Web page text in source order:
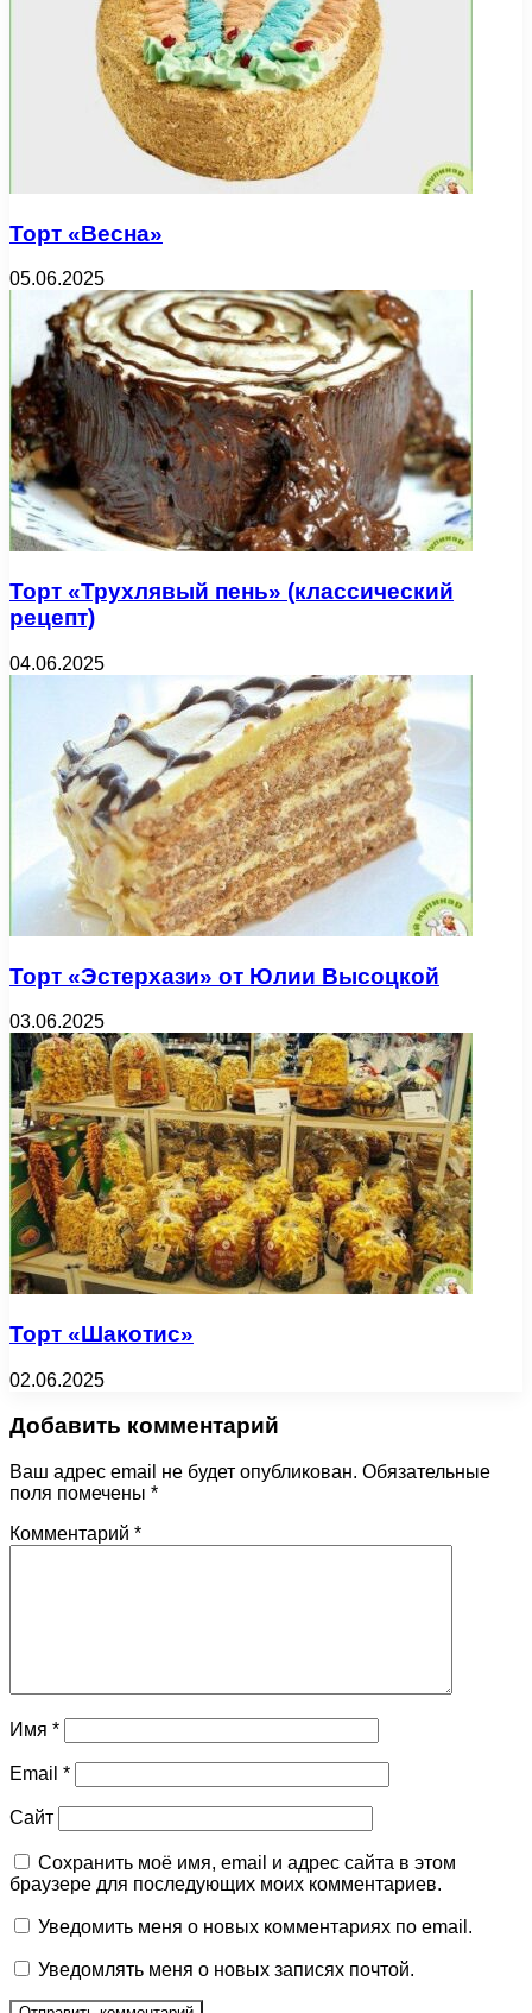
Торт «Весна»
05.06.2025
Торт «Трухлявый пень» (классический
рецепт)
04.06.2025
Торт «Эстерхази» от Юлии Высоцкой
03.06.2025
Торт «Шакотис»
02.06.2025
Добавить комментарий
Ваш адрес email не будет опубликован. Обязательные
поля помечены *
Комментарий *
Имя *
Email *
Сайт
Сохранить моё имя, email и адрес сайта в этом
браузере для последующих моих комментариев.
Уведомить меня о новых комментариях по email.
Уведомлять меня о новых записях почтой.